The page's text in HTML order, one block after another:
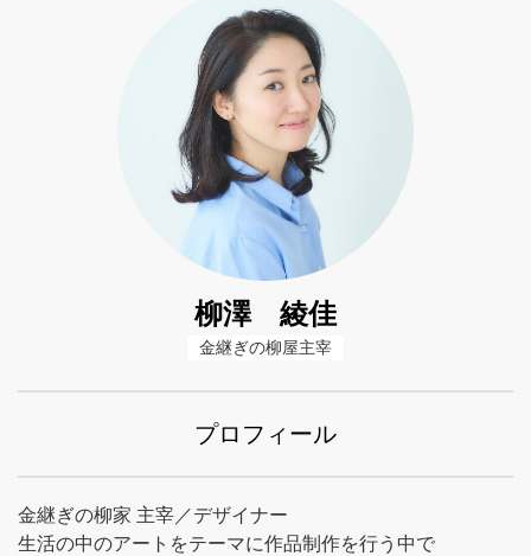
柳澤 綾佳
金継ぎの柳屋主宰
プロフィール
金継ぎの柳家 主宰／デザイナー
生活の中のアートをテーマに作品制作を行う中で